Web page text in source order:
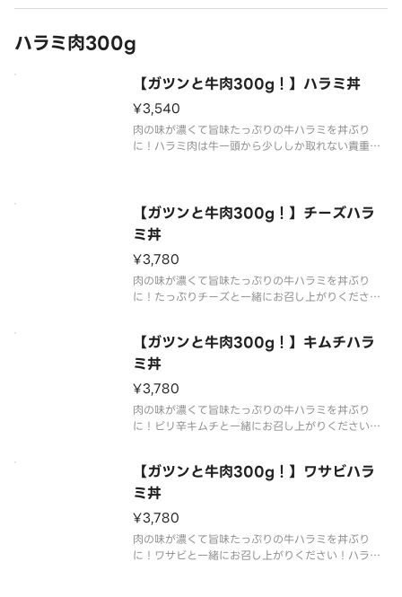
ハラミ肉300g
【ガツンと牛肉300g！】ハラミ丼
¥3,540
肉の味が濃くて旨味たっぷりの牛ハラミを丼ぶり
に！ハラミ肉は牛一頭から少ししか取れない貴重な
【ガツンと牛肉300g！】チーズハラ
ミ丼
¥3,780
肉の味が濃くて旨味たっぷりの牛ハラミを丼ぶり
に！たっぷりチーズと一緒にお召し上がりくださ
大満足！
【ガツンと牛肉300g！】キムチハラ
ミ丼
¥3,780
肉の味が濃くて旨味たっぷりの牛ハラミを丼ぶり
に！ピリ辛キムチと一緒にお召し上がりください！
足！
【ガツンと牛肉300g！】ワサビハラ
ミ丼
¥3,780
肉の味が濃くて旨味たっぷりの牛ハラミを丼ぶり
に！ワサビと一緒にお召し上がりください！ハラミ